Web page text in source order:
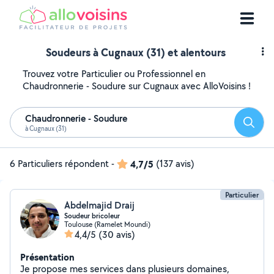
Soudeurs à Cugnaux (31) et alentours
Trouvez votre Particulier ou Professionnel en
Chaudronnerie - Soudure sur Cugnaux avec AlloVoisins !
Chaudronnerie - Soudure
à Cugnaux (31)
6 Particuliers répondent- 4,7/5 (137 avis)
Particulier
Abdelmajid Draij
Soudeur bricoleur
Toulouse (Ramelet Moundi)
4,4/5 (30 avis)
Présentation
Je propose mes services dans plusieurs domaines,